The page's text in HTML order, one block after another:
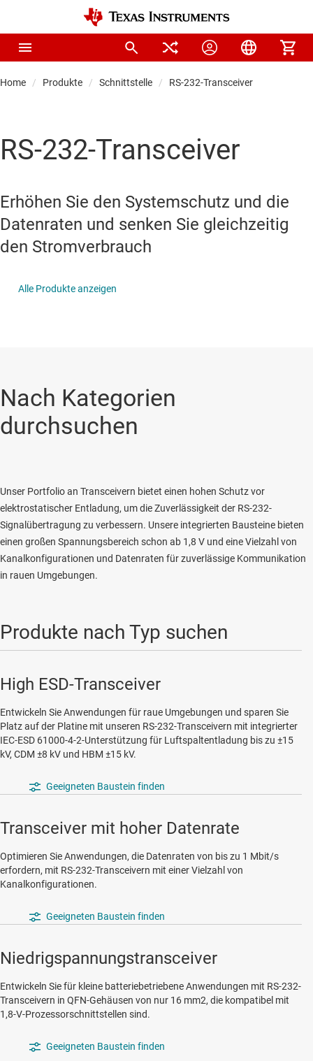
Home Produkte Schnittstelle RS-232-Transceiver
RS-232-Transceiver
Erhöhen Sie den Systemschutz und die
Datenraten und senken Sie gleichzeitig
den Stromverbrauch
Alle Produkte anzeigen
Nach Kategorien
durchsuchen
Unser Portfolio an Transceivern bietet einen hohen Schutz vor
elektrostatischer Entladung, um die Zuverlässigkeit der RS-232-
Signalübertragung zu verbessern. Unsere integrierten Bausteine bieten
einen großen Spannungsbereich schon ab 1,8 V und eine Vielzahl von
Kanalkonfigurationen und Datenraten für zuverlässige Kommunikation
in rauen Umgebungen.
Produkte nach Typ suchen
High ESD-Transceiver
Entwickeln Sie Anwendungen für raue Umgebungen und sparen Sie
Platz auf der Platine mit unseren RS-232-Transceivern mit integrierter
IEC-ESD 61000-4-2-Unterstützung für Luftspaltentladung bis zu ±15
kV, CDM ±8 kV und HBM ±15 kV.
Geeigneten Baustein finden
Transceiver mit hoher Datenrate
Optimieren Sie Anwendungen, die Datenraten von bis zu 1 Mbit/s
erfordern, mit RS-232-Transceivern mit einer Vielzahl von
Kanalkonfigurationen.
Geeigneten Baustein finden
Niedrigspannungstransceiver
Entwickeln Sie für kleine batteriebetriebene Anwendungen mit RS-232-
Transceivern in QFN-Gehäusen von nur 16 mm2, die kompatibel mit
1,8-V-Prozessorschnittstellen sind.
Geeigneten Baustein finden